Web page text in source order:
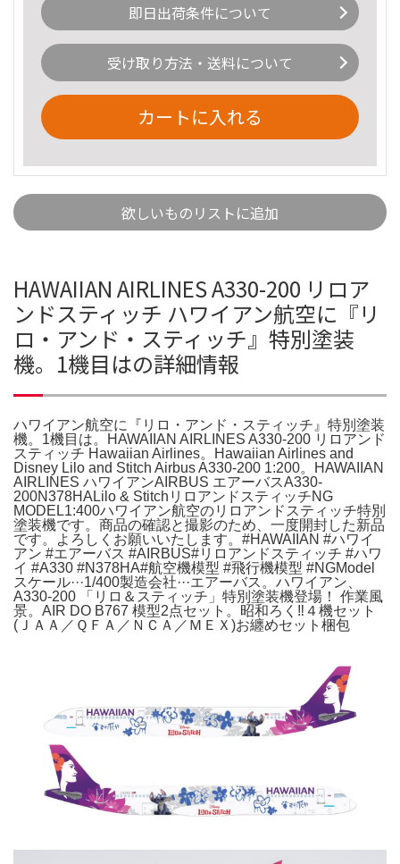
即日出荷条件について
受け取り方法・送料について
カートに入れる
欲しいものリストに追加
HAWAIIAN AIRLINES A330-200 リロア
ンドスティッチ ハワイアン航空に『リ
ロ・アンド・スティッチ』特別塗装
機。1機目はの詳細情報
ハワイアン航空に『リロ・アンド・スティッチ』特別塗装
機。1機目は。HAWAIIAN AIRLINES A330-200 リロアンド
スティッチ Hawaiian Airlines。Hawaiian Airlines and
Disney Lilo and Stitch Airbus A330-200 1:200。HAWAIIAN
AIRLINES ハワイアンAIRBUS エアーバスA330-
200N378HALilo & StitchリロアンドスティッチNG
MODEL1:400ハワイアン航空のリロアンドスティッチ特別
塗装機です。商品の確認と撮影のため、一度開封した新品
です。よろしくお願いいたします。#HAWAIIAN #ハワイ
アン #エアーバス #AIRBUS#リロアンドスティッチ #ハワ
イ #A330 #N378HA#航空機模型 #飛行機模型 #NGModel
スケール···1/400製造会社···エアーバス。ハワイアン、
A330-200 「リロ＆スティッチ」特別塗装機登場！ 作業風
景。AIR DO B767 模型2点セット。昭和ろく‼️４機セット
(ＪＡＡ／ＱＦＡ／ＮＣＡ／ＭＥＸ)お纏めセット梱包